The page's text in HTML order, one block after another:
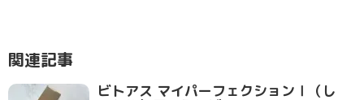
関連記事
ビトアス マイパーフェクションⅠ（し